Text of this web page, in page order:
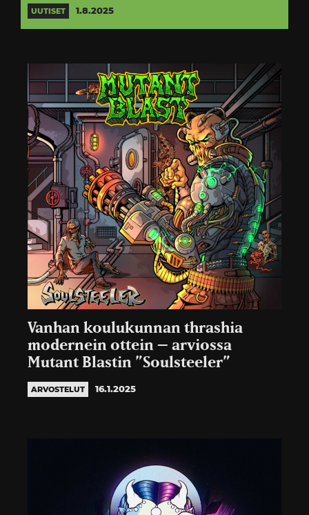
UUTISET 1.8.2025
Vanhan koulukunnan thrashia
modernein ottein – arviossa
Mutant Blastin ”Soulsteeler”
ARVOSTELUT 16.1.2025